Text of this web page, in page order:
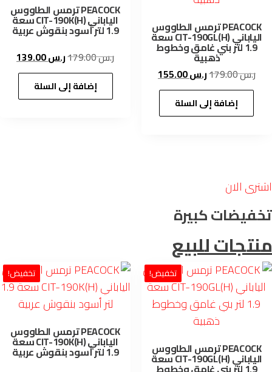
PEACOCK ترمس الطاووس
الياباني CIT-190GL(H) سعة
1.9 لتر بني غامق وخطوط
ذهبية
ر.س179.00
السعر
الأصلي
هو:
ر.س 179.00.
ر.س155.00
السعر
الحالي
ر.س 155.00.
إضافة إلى السلة
PEACOCK ترمس الطاووس
الياباني CIT-190K(H) سعة
1.9 لتر أسود بنقوش عربية
ر.س179.00
السعر
الأصلي
هو:
ر.س 179.00.
ر.س139.00
السعر
الحالي
ر.س 139.00.
إضافة إلى السلة
الان
كبيرة
للبيع
تخفيض!
PEACOCK ترمس الطاووس
الياباني CIT-190GL(H) سعة
تخفيض!
PEACOCK ترمس الطاووس
الياباني CIT-190K(H) سعة
1.9 لتر أسود بنقوش عربية